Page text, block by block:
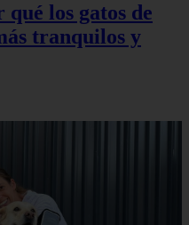
los gatos de
tranquilos y